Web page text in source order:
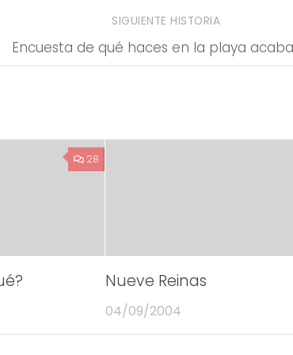
SIGUIENTE HISTORIA
Encuesta de qué haces en la playa
28
Nueve Reinas
04/09/2004